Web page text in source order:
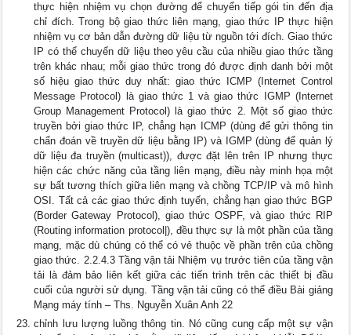
thực hiện nhiệm vụ chọn đường để chuyển tiếp gói tin đến địa
chỉ đích. Trong bộ giao thức liên mạng, giao thức IP thực hiện
nhiệm vụ cơ bản dẫn đường dữ liệu từ nguồn tới đích. Giao thức
IP có thể chuyển dữ liệu theo yêu cầu của nhiều giao thức tầng
trên khác nhau; mỗi giao thức trong đó được định danh bởi một
số hiệu giao thức duy nhất: giao thức ICMP (Internet Control
Message Protocol) là giao thức 1 và giao thức IGMP (Internet
Group Management Protocol) là giao thức 2. Một số giao thức
truyền bởi giao thức IP, chẳng hạn ICMP (dùng để gửi thông tin
chẩn đoán về truyền dữ liệu bằng IP) và IGMP (dùng để quản lý
dữ liệu đa truyền (multicast)), được đặt lên trên IP nhưng thực
hiện các chức năng của tầng liên mạng, điều này minh họa một
sự bất tương thích giữa liên mạng và chồng TCP/IP và mô hình
OSI. Tất cả các giao thức định tuyến, chẳng hạn giao thức BGP
(Border Gateway Protocol), giao thức OSPF, và giao thức RIP
(Routing information protocol|), đều thực sự là một phần của tầng
mạng, mặc dù chúng có thể có vẻ thuộc về phần trên của chồng
giao thức. 2.2.4.3 Tầng vận tải Nhiệm vụ trước tiên của tầng vận
tải là đảm bảo liên kết giữa các tiến trình trên các thiết bị đầu
cuối của người sử dụng. Tầng vận tải cũng có thể điều Bài giảng
Mạng máy tính – Ths. Nguyễn Xuân Anh 22
chỉnh lưu lượng luồng thông tin. Nó cũng cung cấp một sự vận